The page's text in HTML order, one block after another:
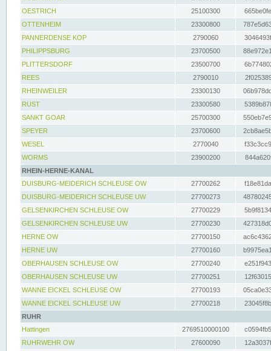
OESTRICH
25100300
OTTENHEIM
23300800
PANNERDENSE KOP
2790060
PHILIPPSBURG
23700500
PLITTERSDORF
23500700
REES
2790010
RHEINWEILER
23300130
RUST
23300580
SANKT GOAR
25700300
SPEYER
23700600
WESEL
2770040
WORMS
23900200
RHEIN-HERNE-KANAL
DUISBURG-MEIDERICH SCHLEUSE OW
27700262
DUISBURG-MEIDERICH SCHLEUSE UW
27700273
GELSENKIRCHEN SCHLEUSE OW
27700229
GELSENKIRCHEN SCHLEUSE UW
27700230
HERNE OW
27700150
HERNE UW
27700160
OBERHAUSEN SCHLEUSE OW
27700240
OBERHAUSEN SCHLEUSE UW
27700251
WANNE EICKEL SCHLEUSE OW
27700193
WANNE EICKEL SCHLEUSE UW
27700218
RUHR
Hattingen
2769510000100
RUHRWEHR OW
27600090